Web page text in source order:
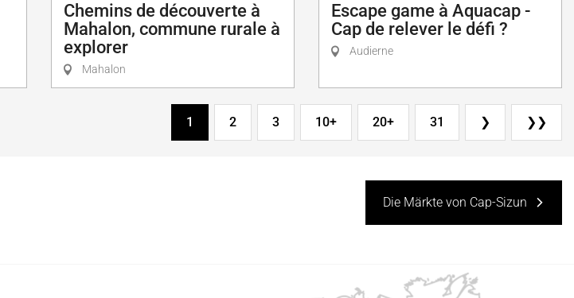
Chemins de découverte à
Mahalon, commune rurale à
explorer
Mahalon
Escape game à Aquacap -
Cap de relever le défi ?
Audierne
1 2 3 10+ 20+ 31 ❯ ❯❯
Die Märkte von Cap-Sizun